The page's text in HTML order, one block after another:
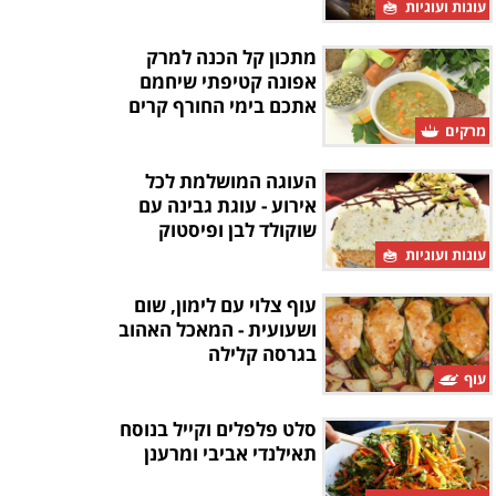
עוגות ועוגיות
מרקים
מתכון קל הכנה למרק
אפונה קטיפתי שיחמם
אתכם בימי החורף קרים
עוגות ועוגיות
העוגה המושלמת לכל
אירוע - עוגת גבינה עם
שוקולד לבן ופיסטוק
עוף
עוף צלוי עם לימון, שום
ושעועית - המאכל האהוב
בגרסה קלילה
סלט פלפלים וקייל בנוסח
תאילנדי אביבי ומרענן